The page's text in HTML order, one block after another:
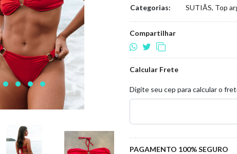
Categorias: SUTIÃS, Top
Compartilhar
Calcular Frete
Digite seu cep para calcular o
PAGAMENTO 100% SEGURO